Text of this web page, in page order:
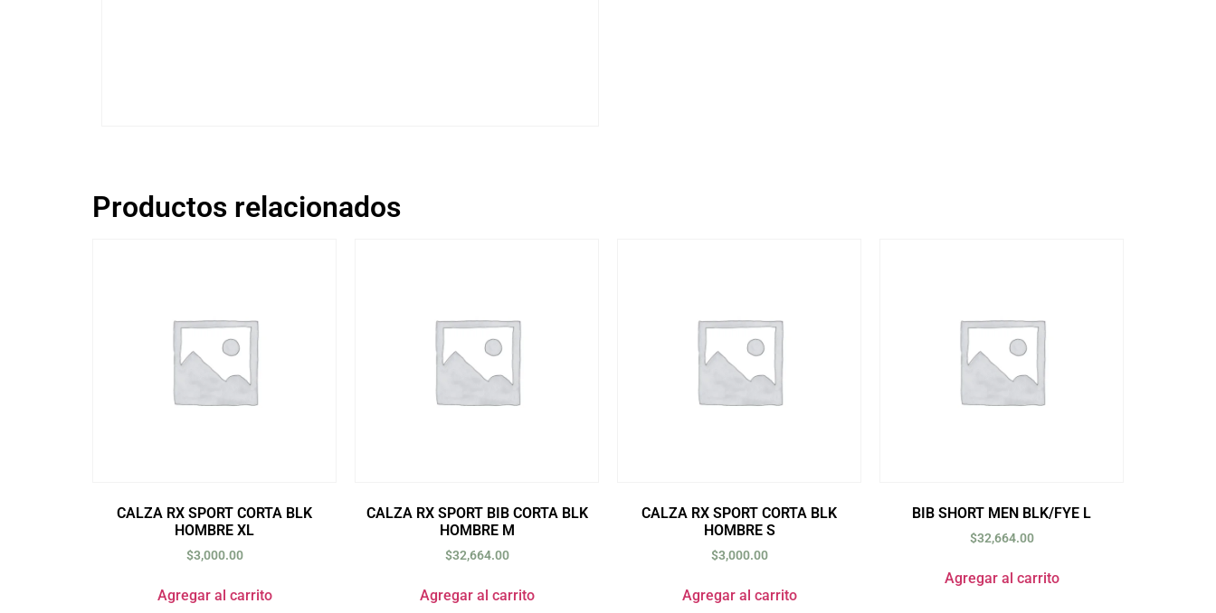
Productos relacionados
CALZA RX SPORT CORTA BLK
HOMBRE XL
$3,000.00
Agregar al carrito
CALZA RX SPORT BIB CORTA BLK
HOMBRE M
$32,664.00
Agregar al carrito
CALZA RX SPORT CORTA BLK
HOMBRE S
$3,000.00
Agregar al carrito
BIB SHORT MEN BLK/FYE L
$32,664.00
Agregar al carrito